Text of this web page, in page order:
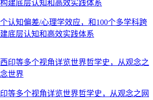
认知偏差/心理学效应，和100个多学科跨
底层认知和高效实践体系
等多个视角详览世界哲学史，从观念之网